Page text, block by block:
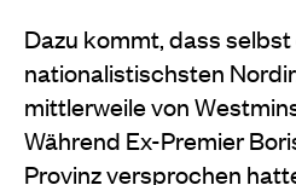
Dazu kommt, dass
nationalistischsten
mittlerweile von
Während Ex-Premier
Provinz versprochen